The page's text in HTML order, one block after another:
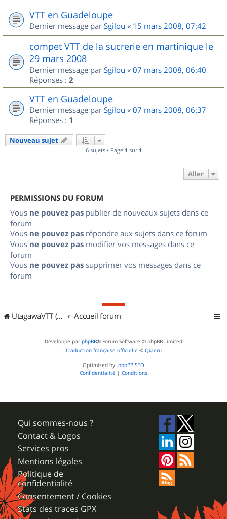
VTT en Guadeloupe
Dernier message par Sgilou « 15 mars 2008, 07:42
compet VTT de la sucrerie en martinique le
29 mars 2008
Dernier message par Sgilou « 07 mars 2008, 06:40
Réponses : 2
VTT en Guadeloupe
Dernier message par Sgilou « 07 mars 2008, 06:37
Réponses : 1
Nouveau sujet
6 sujets • Page 1 sur 1
Aller
PERMISSIONS DU FORUM
Vous ne pouvez pas publier de nouveaux sujets dans ce
forum
Vous ne pouvez pas répondre aux sujets dans ce forum
Vous ne pouvez pas modifier vos messages dans ce
forum
Vous ne pouvez pas supprimer vos messages dans ce
forum
UtagawaVTT (Randos VTT et VTTAE avec traces GPS) Accueil forum
Développé par phpBB® Forum Software © phpBB Limited
Traduction française officielle © Qiaeru
Optimized by: phpBB SEO
Confidentialité | Conditions
Qui sommes-nous ?
Contact & Logos
Services pros
Mentions légales
Politique de
confidentialité
Consentement / Cookies
Stats des traces GPX